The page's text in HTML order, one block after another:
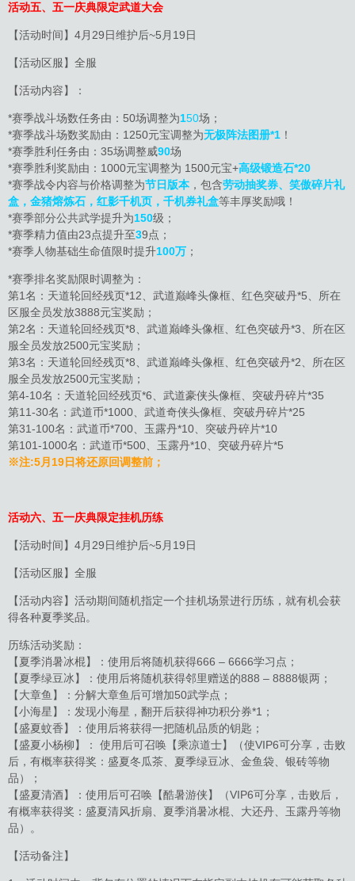
活动五、五一庆典限定武道大会
【活动时间】4月29日维护后~5月19日
【活动区服】全服
【活动内容】：
*赛季战斗场数任务由：50场调整为150场；
*赛季战斗场数奖励由：1250元宝调整为无极阵法图册*1 ！
*赛季胜利任务由：35场调整威90场
*赛季胜利奖励由：1000元宝调整为 1500元宝+高级锻造石*20
*赛季战令内容与价格调整为节日版本 ，包含劳动抽奖券、笑傲碎片礼
盒，金猪熔炼石，红影千机页，千机券礼盒等丰厚奖励哦！
*赛季部分公共武学提升为150级；
*赛季精力值由23点提升至39点；
*赛季人物基础生命值限时提升100万 ；
*赛季排名奖励限时调整为：
第1名：天道轮回经残页*12、武道巅峰头像框、红色突破丹*5、所在
区服全员发放3888元宝奖励；
第2名：天道轮回经残页*8、武道巅峰头像框、红色突破丹*3、所在区
服全员发放2500元宝奖励；
第3名：天道轮回经残页*8、武道巅峰头像框、红色突破丹*2、所在区
服全员发放2500元宝奖励；
第4-10名：天道轮回经残页*6、武道豪侠头像框、突破丹碎片*35
第11-30名：武道币*1000、武道奇侠头像框、突破丹碎片*25
第31-100名：武道币*700、玉露丹*10、突破丹碎片*10
第101-1000名：武道币*500、玉露丹*10、突破丹碎片*5
※注:5月19日将还原回调整前；
活动六、五一庆典限定挂机历练
【活动时间】4月29日维护后~5月19日
【活动区服】全服
【活动内容】活动期间随机指定一个挂机场景进行历练，就有机会获
得各种夏季奖品。
历练活动奖励：
【夏季消暑冰棍】：使用后将随机获得666 – 6666学习点；
【夏季绿豆冰】：使用后将随机获得邻里赠送的888 – 8888银两；
【大章鱼】：分解大章鱼后可增加50武学点；
【小海星】：发现小海星，翻开后获得神功积分券*1；
【盛夏蚊香】：使用后将获得一把随机品质的钥匙；
【盛夏小杨柳】： 使用后可召唤【乘凉道士】（使VIP6可分享，击败
后，有概率获得奖：盛夏冬瓜茶、夏季绿豆冰、金鱼袋、银砖等物
品）；
【盛夏清酒】：使用后可召唤【酷暑游侠】（VIP6可分享，击败后，
有概率获得奖：盛夏清风折扇、夏季消暑冰棍、大还丹、玉露丹等物
品）。
【活动备注】